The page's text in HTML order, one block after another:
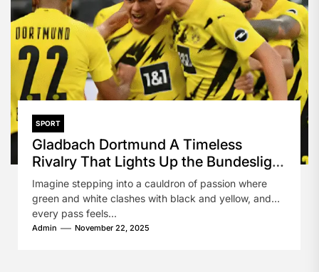
SPORT
Gladbach Dortmund A Timeless
Rivalry That Lights Up the Bundesliga
Sky
Imagine stepping into a cauldron of passion where
green and white clashes with black and yellow, and
every pass feels...
Admin November 22, 2025